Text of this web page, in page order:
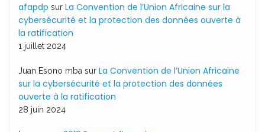
afapdp sur La Convention de l’Union Africaine sur la
cybersécurité et la protection des données ouverte à
la ratification
1 juillet 2024
Juan Esono mba sur La Convention de l’Union Africaine
sur la cybersécurité et la protection des données
ouverte à la ratification
28 juin 2024